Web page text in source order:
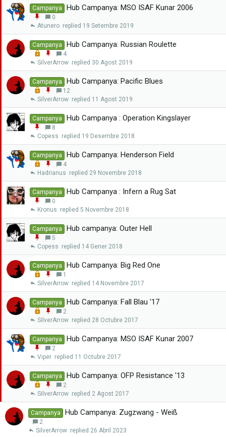
a
n
a
r
Campanya Hub Campanya: MSO ISAF Kunar 2006
n
g
a
n
a
r
0
19 Setembre 2019
Atunero
Campanya Hub Campanya: Russian Roulette
o
c
k
e
n
g
a
n
a
r
4
30 Agost 2019
SilverArrow
Campanya Hub Campanya: Pacific Blues
o
c
k
e
n
g
a
n
x
a
r
12
11 Agost 2019
SilverArrow
Campanya Hub Campanya : Operation Kingslayer
n
g
a
n
a
r
8
19 Desembre 2018
Copess
Campanya Hub Campanya: Henderson Field
o
c
k
e
n
g
a
n
x
a
r
4
29 Novembre 2018
Hadrianus
Campanya Hub Campanya : Infern a Rug Sat
n
g
a
n
a
r
0
5 Novembre 2018
Kronus
Campanya Hub campanya: Outer Hell
n
g
a
n
a
r
5
14 Gener 2018
Copess
Campanya Hub Campanya: Big Red One
o
c
k
e
n
g
a
n
a
r
1
14 Novembre 2017
SilverArrow
Campanya Hub Campanya: Fall Blau '17
o
c
k
e
n
g
a
n
x
r
2
28 Octubre 2017
SilverArrow
Campanya Hub Campanya: MSO ISAF Kunar 2007
n
g
a
n
a
r
2
11 Octubre 2017
Viper
Campanya Hub Campanya: OFP Resistance '13
o
c
k
e
d
n
g
a
n
a
2
2 Agost 2017
SilverArrow
Campanya Hub Campanya: Zugzwang - Weiß
2
26 Abril 2023
SilverArrow